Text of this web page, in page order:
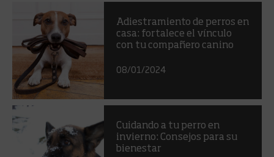
Adiestramiento de perros en
casa: fortalece el vínculo
con tu compañero canino
08/01/2024
Cuidando a tu perro en
invierno: Consejos para su
bienestar